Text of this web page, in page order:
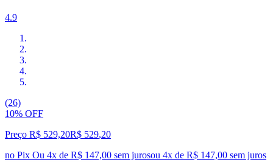
4.9
(26)
10% OFF
Preço R$ 529,20R$ 529,20
no Pix Ou 4x de R$ 147,00 sem jurosou 4x de R$ 147,00 sem juros